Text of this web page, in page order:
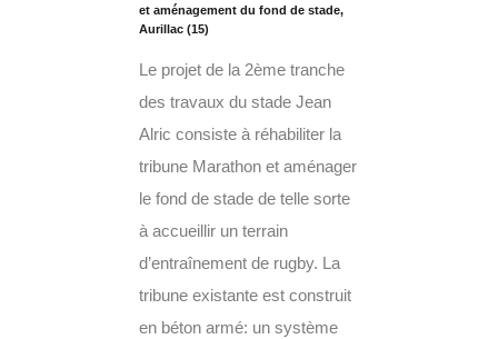
et aménagement du fond de stade,
Aurillac (15)
Le projet de la 2ème tranche
des travaux du stade Jean
Alric consiste à réhabiliter la
tribune Marathon et aménager
le fond de stade de telle sorte
à accueillir un terrain
d’entraînement de rugby. La
tribune existante est construit
en béton armé: un système